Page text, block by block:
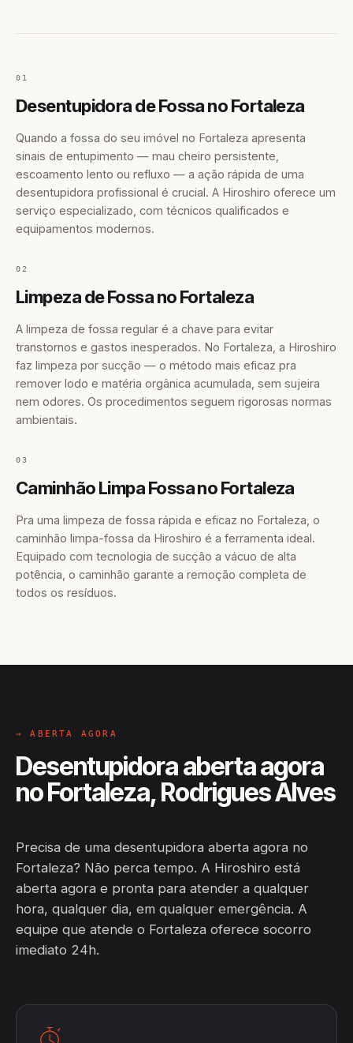
01
Desentupidora de Fossa no Fortaleza
Quando a fossa do seu imóvel no Fortaleza apresenta
sinais de entupimento — mau cheiro persistente,
escoamento lento ou refluxo — a ação rápida de uma
desentupidora profissional é crucial. A Hiroshiro oferece um
serviço especializado, com técnicos qualificados e
equipamentos modernos.
02
Limpeza de Fossa no Fortaleza
A limpeza de fossa regular é a chave para evitar
transtornos e gastos inesperados. No Fortaleza, a Hiroshiro
faz limpeza por sucção — o método mais eficaz pra
remover lodo e matéria orgânica acumulada, sem sujeira
nem odores. Os procedimentos seguem rigorosas normas
ambientais.
03
Caminhão Limpa Fossa no Fortaleza
Pra uma limpeza de fossa rápida e eficaz no Fortaleza, o
caminhão limpa-fossa da Hiroshiro é a ferramenta ideal.
Equipado com tecnologia de sucção a vácuo de alta
potência, o caminhão garante a remoção completa de
todos os resíduos.
→ ABERTA AGORA
Desentupidora aberta agora
no Fortaleza, Rodrigues Alves
Precisa de uma desentupidora aberta agora no
Fortaleza? Não perca tempo. A Hiroshiro está
aberta agora e pronta para atender a qualquer
hora, qualquer dia, em qualquer emergência. A
equipe que atende o Fortaleza oferece socorro
imediato 24h.